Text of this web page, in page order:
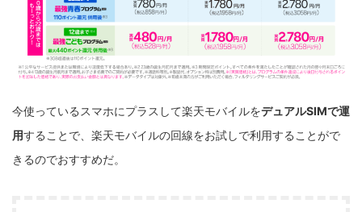
今使っているスマホにプラスして楽天モバイルをデュアルSIMで運
用することで、楽天モバイルの回線をお試しで利用することがで
きるのでおすすめだ。